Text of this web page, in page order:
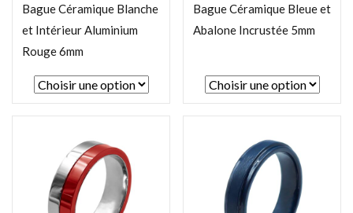
Bague Céramique Blanche
et Intérieur Aluminium
Rouge 6mm
Bague Céramique Bleue et
Abalone Incrustée 5mm